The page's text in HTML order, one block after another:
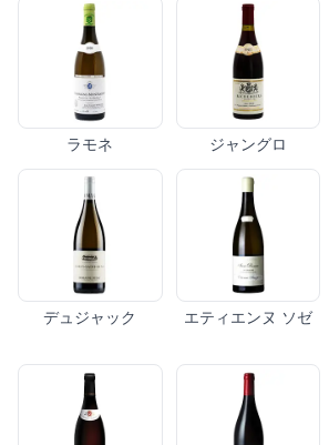
ラモネ ジャングロ
デュジャック エティエンヌ ソゼ